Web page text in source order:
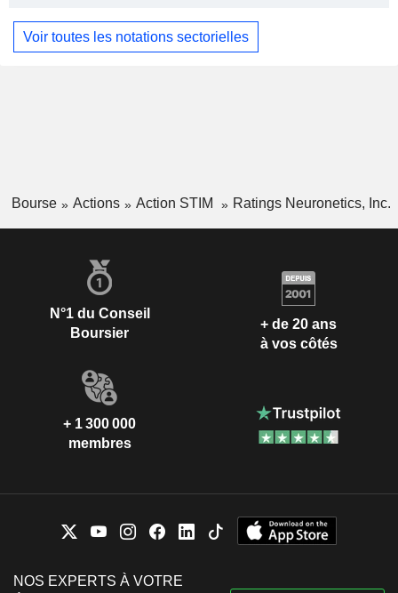
Voir toutes les notations sectorielles
Bourse Actions Action STIM Ratings Neuronetics, Inc.
N°1 du Conseil
Boursier
+ de 20 ans
à vos côtés
+ 1 300 000
membres
NOS EXPERTS À VOTRE